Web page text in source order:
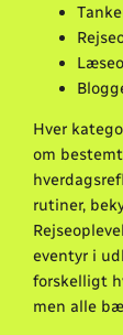
Hver
om
rutiner,
eventyr i
forskelligt
men alle